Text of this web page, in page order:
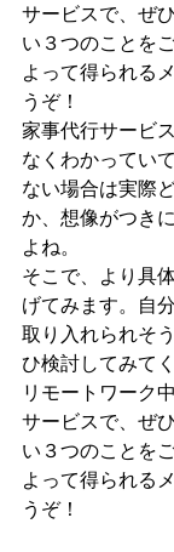
サービスで、ぜ
い３つのことを
よって得られる
うぞ！
家事代行サービ
なくわかってい
ない場合は実際
か、想像がつき
よね。
そこで、より具
げてみます。自
取り入れられそ
ひ検討してみて
リモートワーク
サービスで、ぜ
い３つのことを
よって得られる
うぞ！